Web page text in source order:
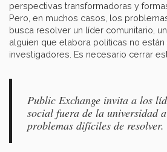
perspectivas transformadoras y
Pero, en muchos casos, los
busca resolver un líder comunitario,
alguien que elabora políticas no
investigadores. Es necesario cerrar
Public Exchange invita a los
social fuera de la universidad
problemas difíciles de resolver.